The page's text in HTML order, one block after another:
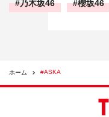
乃木坂46 櫻坂46
ホーム #ASKA